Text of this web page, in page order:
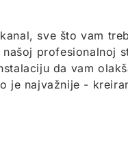
sve što vam
profesionalnoj
da vam
je najvažnije -